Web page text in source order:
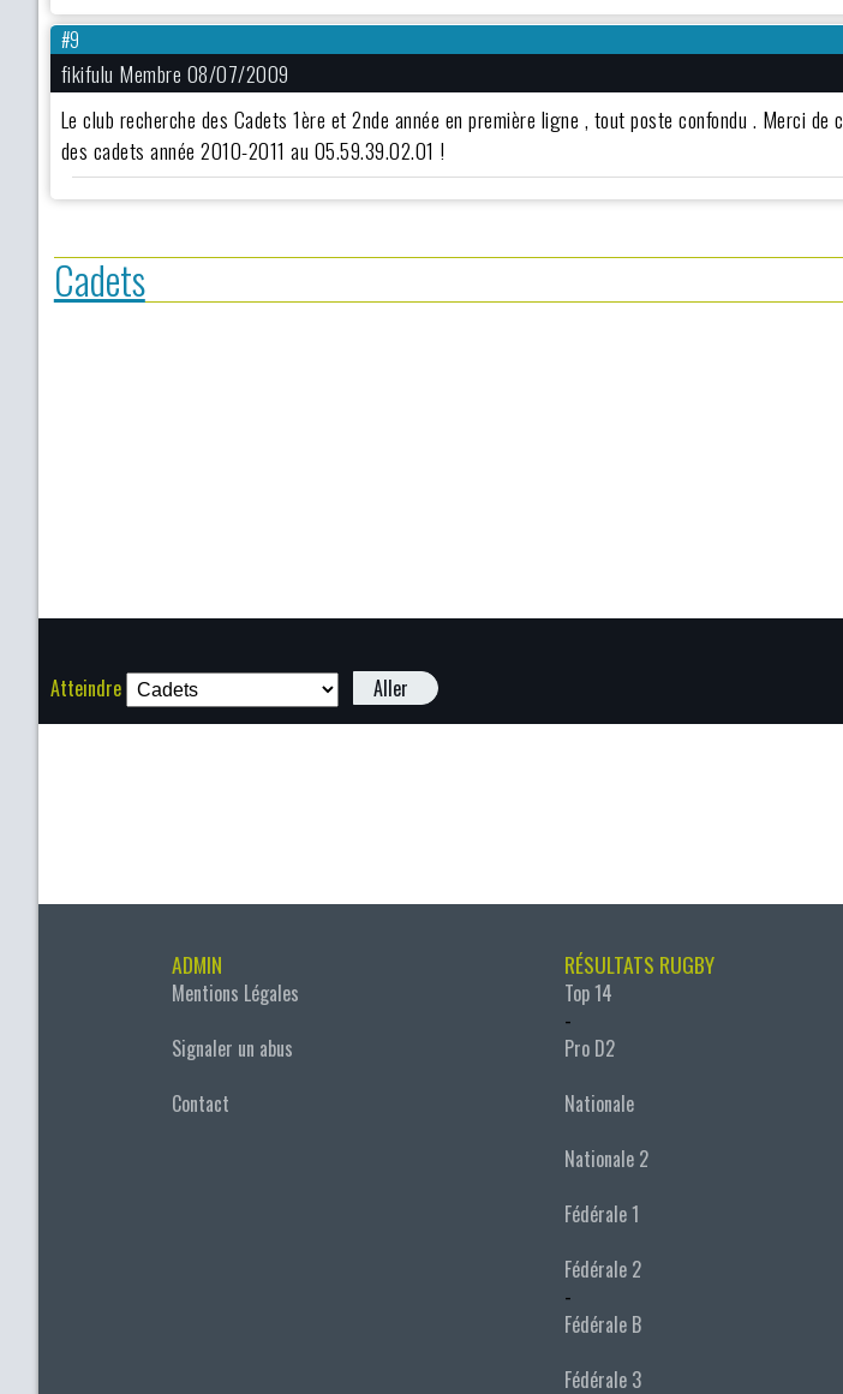
#9
fikifulu Membre 08/07/2009
Le club recherche des Cadets 1ère et 2nde année en première ligne , tout poste confondu . Merci de
des cadets année 2010-2011 au 05.59.39.02.01 !
Cadets
Atteindre Aller
ADMIN
Mentions Légales
Signaler un abus
Contact
RÉSULTATS RUGBY
Top 14
-
Pro D2
Nationale
Nationale 2
Fédérale 1
Fédérale 2
-
Fédérale B
Fédérale 3